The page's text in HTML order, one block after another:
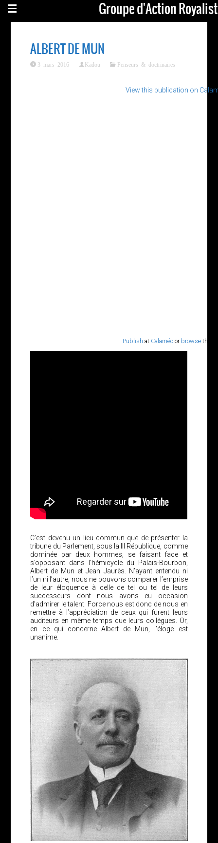
Groupe d'Action
ALBERT DE MUN
3 mars 2016 Kadou Penseurs & doctrinaires
View this publication on
Publish at Calaméo or browse the
C’est devenu un lieu commun que de présenter la
tribune du Parlement, sous la III République, comme
dominée par deux hommes, se faisant face et
s’opposant dans l’hémicycle du Palais-Bourbon,
Albert de Mun et Jean Jaurès. N’ayant entendu ni
l’un ni l’autre, nous ne pouvons comparer l’emprise
de leur éloquence à celle de tel ou tel de leurs
successeurs dont nous avons eu occasion
d’admirer le talent. Force nous est donc de nous en
remettre à l’appréciation de ceux qui furent leurs
auditeurs en même temps que leurs collègues. Or,
en ce qui concerne Albert de Mun, l’éloge est
unanime.